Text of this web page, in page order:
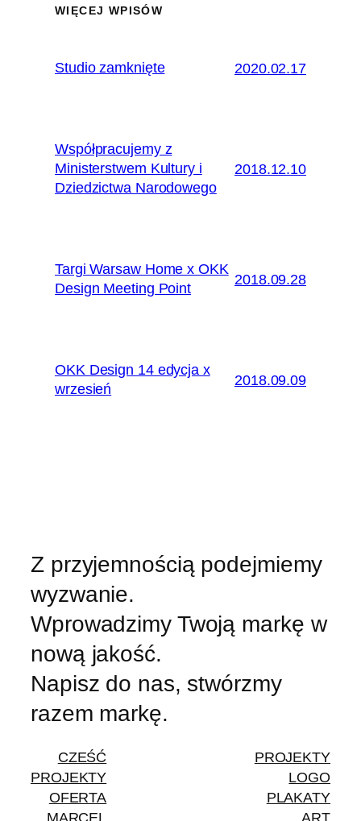
WIĘCEJ WPISÓW
Studio zamknięte 2020.02.17
Współpracujemy z
Ministerstwem Kultury i
Dziedzictwa Narodowego
2018.12.10
Targi Warsaw Home x OKK
Design Meeting Point
2018.09.28
OKK Design 14 edycja x
wrzesień
2018.09.09
Z przyjemnością podejmiemy
wyzwanie.
Wprowadzimy Twoją markę w
nową jakość.
Napisz do nas, stwórzmy
razem markę.
CZEŚĆ
PROJEKTY
OFERTA
PROJEKTY
LOGO
PLAKATY